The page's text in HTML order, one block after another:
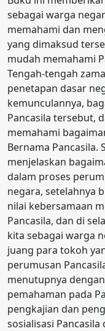
sebagai warga
memahami dan
yang dimaksud
mudah memahami
Tengah-tengah
penetapan dasar
kemunculannya,
Pancasila tersebut,
memahami
Bernama Pancasila.
menjelaskan
dalam proses
negara, setelahnya
nilai kebersamaan
Pancasila, dan di
kita sebagai warga
juang para tokoh
perumusan
menutupnya
pemahaman pada
pengkajian dan
sosialisasi